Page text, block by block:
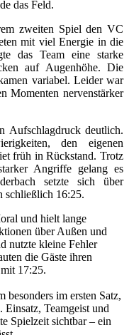
das Feld.
zweiten Spiel den VC
mit viel Energie in die
das Team eine starke
auf Augenhöhe. Die
variabel. Leider war
Momenten nervenstärker
Aufschlagdruck deutlich.
den eigenen
früh in Rückstand. Trotz
Angriffe gelang es
setzte sich über
schließlich 16:25.
und hielt lange
über Außen und
nutzte kleine Fehler
die Gäste ihren
17:25.
besonders im ersten Satz,
Einsatz, Teamgeist und
Spielzeit sichtbar – ein